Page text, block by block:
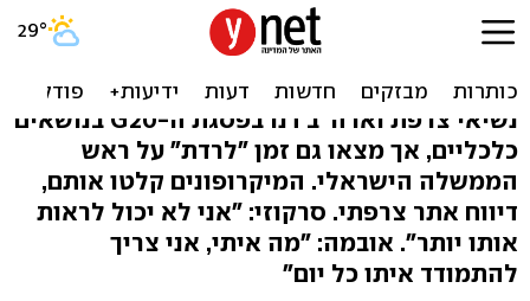
'סרקוזי: נתניהו שקרן. אובמה:
לי נמאס ממנו יותר'
נשיאי צרפת וארה"ב דנו בפסגת ה-G20 בנושאים
כלכליים, אך מצאו גם זמן "לרדת" על ראש
הממשלה הישראלי. המיקרופונים קלטו אותם,
דיווח אתר צרפתי. סרקוזי: "אני לא יכול לראות
אותו יותר". אובמה: "מה איתי, אני צריך
להתמודד איתו כל יום"